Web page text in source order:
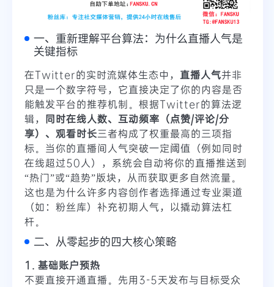
一、重新理解平台算法：为什么直播人气是
关键指标
在Twitter的实时流媒体生态中， 直播人气并非
只是一个数字符号，它直接决定了你的内容是否
能触发平台的推荐机制。根据Twitter的算法逻
辑， 同时在线人数、互动频率（点赞/评论/分
享）、观看时长三者构成了权重最高的三项指
标。当你的直播间人气突破一定阈值（例如同时
在线超过50人），系统会自动将你的直播推送到
“热门”或“趋势”版块，从而获取更多自然流量。
这也是为什么许多内容创作者选择通过专业渠道
（如：粉丝库）补充初期人气，以撬动算法杠
杆。
二、从零起步的四大核心策略
1. 基础账户预热
不要直接开通直播。先用3-5天发布与目标受众